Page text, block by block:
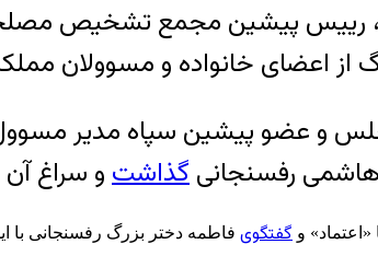
رییس پیشین مجمع تشخیص
از اعضای خانواده و مسوولان
رفسنجانیگذاشتو سراغ آن
و گفتگوی فاطمه دختر بزرگ رفسنجانی با